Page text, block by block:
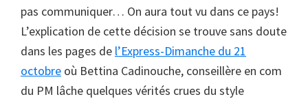
pas communiquer… On aura tout vu dans ce pays!
L’explication de cette décision se trouve sans doute
dans les pages de l’Express-Dimanche du 21
octobre où Bettina Cadinouche, conseillère en com
du PM lâche quelques vérités crues du style